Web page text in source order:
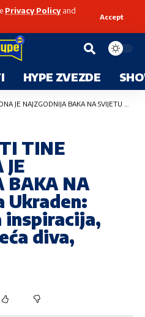
Privacy Policyand
Accept
HYPE ZVEZDE
Neda Ukraden: Otišla je moja inspiracija, moj idol, najveća diva, snaga, glas
TINE
BAKA NA
Ukraden:
inspiracija,
diva,